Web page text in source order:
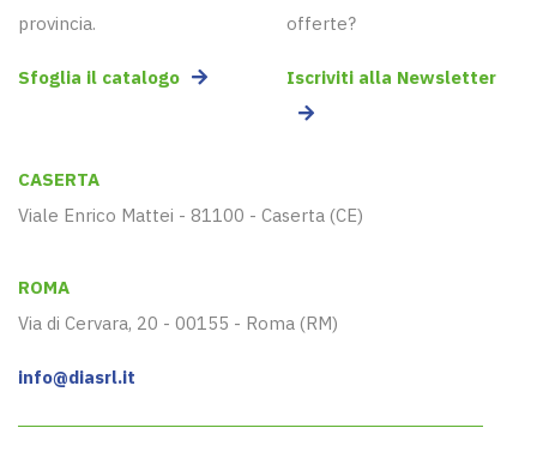
provincia.
Sfoglia il catalogo
offerte?
Iscriviti alla Newsletter
CASERTA
Viale Enrico Mattei - 81100 - Caserta (CE)
ROMA
Via di Cervara, 20 - 00155 - Roma (RM)
info@diasrl.it